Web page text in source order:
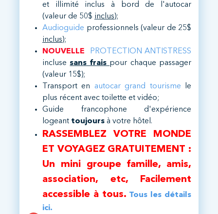
et illimité inclus à bord de l'autocar
(valeur de 50$ inclus);
Audioguide professionnels (valeur de 25$
inclus);
NOUVELLE
PROTECTION ANTISTRESS
inclusesans frais pour chaque passager
(valeur 15$);
Transport en autocar grand tourisme le
plus récent avec toilette et vidéo;
Guide francophone d'expérience
logeant toujours à votre hôtel.
RASSEMBLEZ VOTRE MONDE
ET VOYAGEZ GRATUITEMENT :
Un mini groupe famille, amis,
association, etc, Facilement
accessible à tous. Tous les détails
ici.